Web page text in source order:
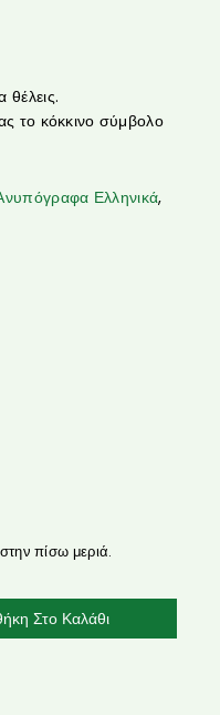
το κόκκινο σύμβολο
Ελληνικά,
πίσω μεριά.
Στο Καλάθι